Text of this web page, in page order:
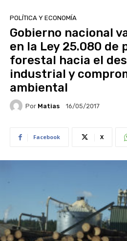
POLÍTICA Y ECONOMÍA
Gobierno nacional
en la Ley 25.080 de
forestal hacia el
industrial y
ambiental
Por Matias 16/05/2017
Facebook X